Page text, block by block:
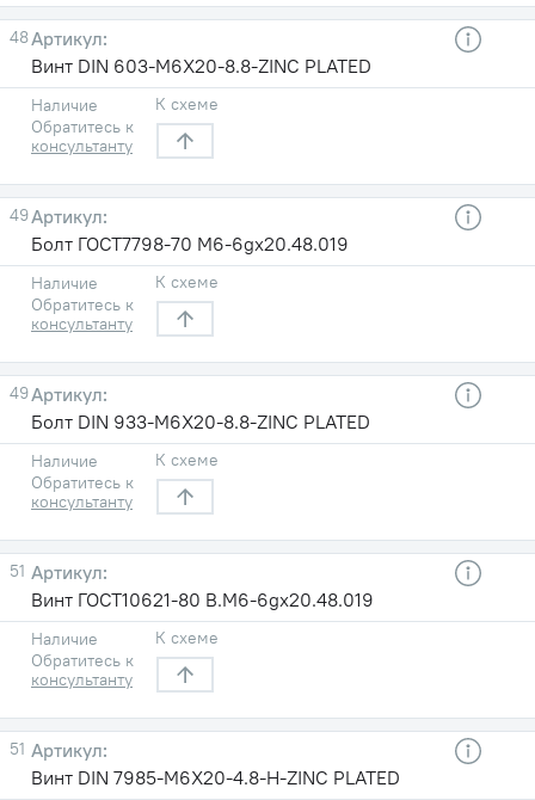
48
Винт DIN 603-M6X20-8.8-ZINC PLATED
Наличие
Обратитесь к
консультанту
К схеме
49
Болт ГОСТ7798-70 М6-6gх20.48.019
Наличие
Обратитесь к
консультанту
К схеме
49
Болт DIN 933-M6X20-8.8-ZINC PLATED
Наличие
Обратитесь к
консультанту
К схеме
51
Винт ГОСТ10621-80 B.M6-6gх20.48.019
Наличие
Обратитесь к
консультанту
К схеме
51
Винт DIN 7985-M6X20-4.8-H-ZINC PLATED